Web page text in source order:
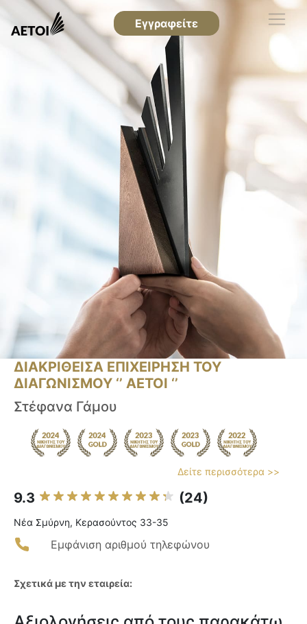
Εγγραφείτε
ΔΙΑΚΡΙΘΕΙΣΑ ΕΠΙΧΕΙΡΗΣΗ ΤΟΥ
ΔΙΑΓΩΝΙΣΜΟΥ ‘’ ΑΕΤΟΙ ‘’
Στέφανα Γάμου
Δείτε περισσότερα >>
9.3 (24)
Νέα Σμύρνη, Κερασούντος 33-35
Εμφάνιση αριθμού τηλεφώνου
Σχετικά με την εταιρεία: